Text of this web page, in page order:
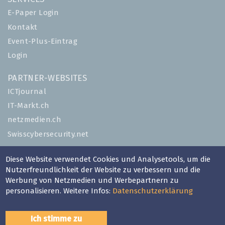
E-Paper Login
Kontakt
Event-Plus-Eintrag
Login
PARTNER-WEBSITES
ICTjournal
IT-Markt.ch
netzmedien.ch
Swisscybersecurity.net
© NETZMEDIEN AG 2026
Impressum
AGB
Datenschutzerklärung
Diese Website verwendet Cookies und Analysetools, um die
Nutzerfreundlichkeit der Website zu verbessern und die
Werbung von Netzmedien und Werbepartnern zu
personalisieren. Weitere Infos: Datenschutzerklärung
Ich stimme zu